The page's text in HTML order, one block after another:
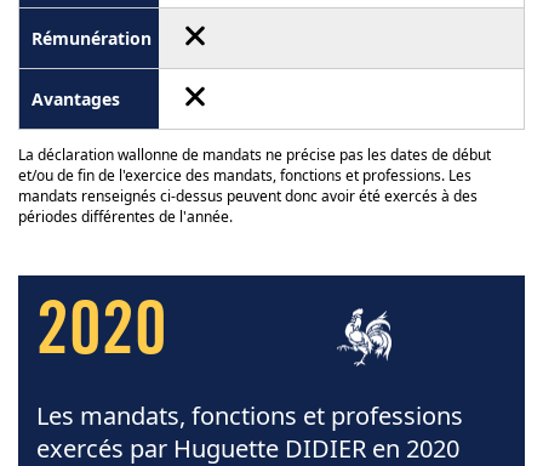
La déclaration wallonne de mandats ne précise pas les dates de début
et/ou de fin de l'exercice des mandats, fonctions et professions. Les
mandats renseignés ci-dessus peuvent donc avoir été exercés à des
périodes différentes de l'année.
2020
Les mandats, fonctions et professions
exercés par Huguette DIDIER en 2020